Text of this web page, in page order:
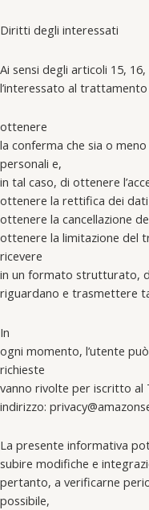
Diritti degli interessati
Ai sensi degli articoli 15,
l’interessato al
ottenere
la conferma che sia o
personali e,
in tal caso, di ottenere
ottenere la rettifica dei
ottenere la cancellazione
ottenere la limitazione del
ricevere
in un formato strutturato,
riguardano e trasmettere
In
ogni momento, l’utente
richieste
vanno rivolte per iscritto
indirizzo:
La presente informativa
subire modifiche e
pertanto, a verificarne
possibile,